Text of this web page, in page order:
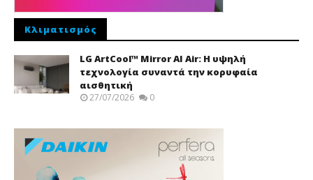
Κλιματισμός
LG ArtCool™ Mirror AI Air: Η υψηλή
τεχνολογία συναντά την κορυφαία
αισθητική
27/07/2026 0